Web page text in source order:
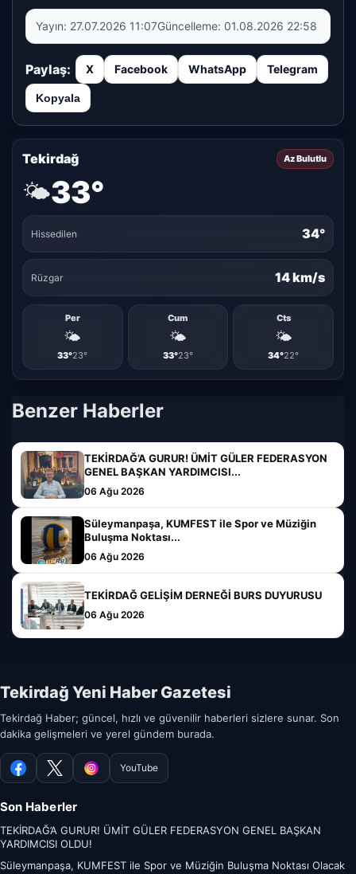
Yayın: 27.07.2026 11:07Güncelleme: 01.08.2026 22:58
Paylaş: X Facebook WhatsApp Telegram
Kopyala
Tekirdağ Az Bulutlu
🌤️33°
Hissedilen 34°
Rüzgar 14 km/s
Per
🌤️
33°23°
Cum
🌤️
33°23°
Cts
🌤️
34°22°
Benzer Haberler
TEKİRDAĞ’A GURUR! ÜMİT GÜLER FEDERASYON
GENEL BAŞKAN YARDIMCISI...
06 Ağu 2026
Süleymanpaşa, KUMFEST ile Spor ve Müziğin
Buluşma Noktası...
06 Ağu 2026
TEKİRDAĞ GELİŞİM DERNEĞİ BURS DUYURUSU
06 Ağu 2026
Tekirdağ Yeni Haber Gazetesi
Tekirdağ Haber; güncel, hızlı ve güvenilir haberleri sizlere sunar. Son
dakika gelişmeleri ve yerel gündem burada.
Facebook
X InstagramYouTube
Son Haberler
TEKİRDAĞ’A GURUR! ÜMİT GÜLER FEDERASYON GENEL BAŞKAN
YARDIMCISI OLDU!
Süleymanpaşa, KUMFEST ile Spor ve Müziğin Buluşma Noktası Olacak